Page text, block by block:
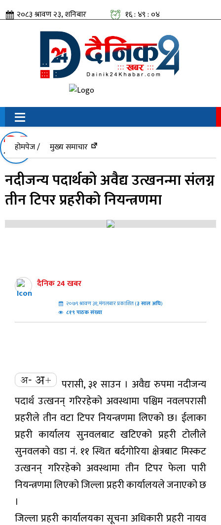
२०८३ श्रावण २३, शनिबार
१६ : ४९ : ०५
सामाजिक संजालतिर:
होमपेज / मुख्य समाचार
नदीजन्य पदार्थको अवैद्य उत्खनन्मा संलग्न
तीन टिपर प्रहरीको नियन्त्रणमा
दैनिक 24 खबर
२०७९ श्रावण ३१, मंगलबार प्रकाशित (३ साल अघि)
८१९ पाठक संख्या
परासी, ३१ साउन । अवैद्य रुपमा नदीजन्य
पदार्थ उत्खनन् गरिरहेको अवस्थामा पश्चिम नवलपरासी
प्रहरीले तीन वटा टिपर नियन्त्रणमा लिएको छ। ईलाका
प्रहरी कार्यालय सुनवलबाट खटिएको प्रहरी टोलीले
सुनवलको वडा नं. ११ स्थित बर्दगोरिया क्षेत्रबाट मिस्कट
उत्खनन् गरिरहेको अवस्थामा तीन टिपर फेला पारी
नियन्त्रणमा लिएको जिल्ला प्रहरी कार्यालयले जनाएको छ
।
जिल्ला प्रहरी कार्यालयका सूचना अधिकारी प्रहरी नायव